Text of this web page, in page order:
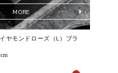
しい場所、屋外や火気付近はお避
るほど、花の表情がより凛として
？
MORE
ヤモンドローズ（L）ブラ